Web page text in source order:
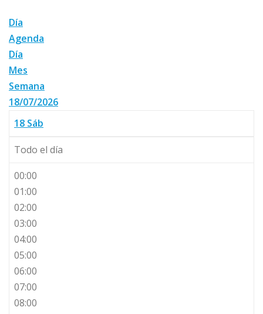
Día
Agenda
Día
Mes
Semana
18/07/2026
18 Sáb
Todo el día
00:00
01:00
02:00
03:00
04:00
05:00
06:00
07:00
08:00